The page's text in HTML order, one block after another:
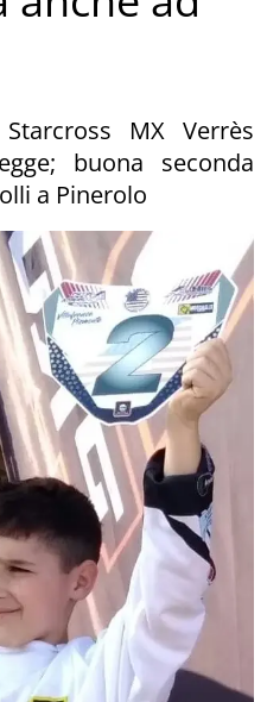
MX Verrès
buona seconda
a Pinerolo